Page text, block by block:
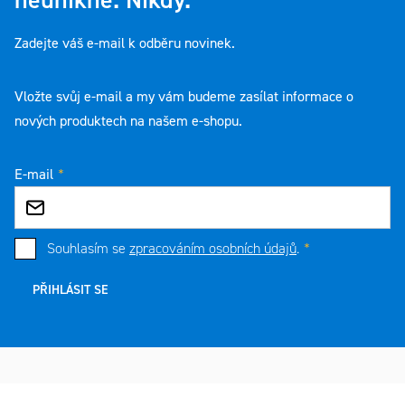
Zadejte váš e-mail k odběru novinek.
Vložte svůj e-mail a my vám budeme zasílat informace o
nových produktech na našem e-shopu.
E-mail
Souhlasím se zpracováním osobních údajů.
PŘIHLÁSIT SE